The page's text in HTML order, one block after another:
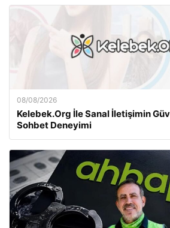
08/08/2026
Kelebek.Org İle Sanal İletişimin
Sohbet Deneyimi